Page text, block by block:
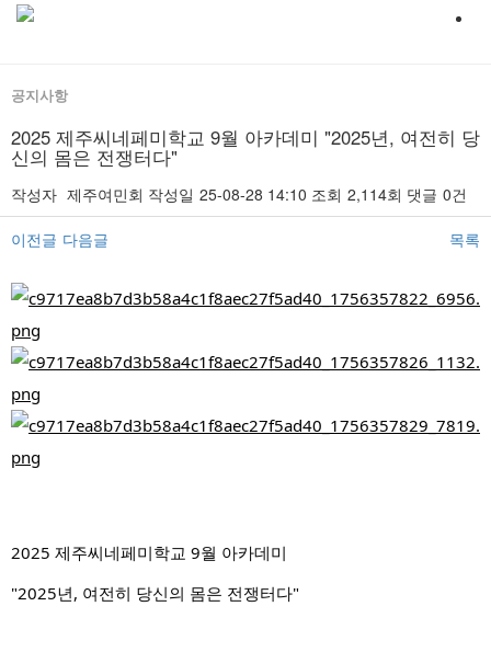
공지사항
2025 제주씨네페미학교 9월 아카데미 "2025년, 여전히 당
신의 몸은 전쟁터다"
작성자 제주여민회 작성일 25-08-28 14:10 조회 2,114회 댓글 0건
이전글 다음글 목록
본문
2025 제주씨네페미학교 9월 아카데미
"2025년, 여전히 당신의 몸은 전쟁터다"